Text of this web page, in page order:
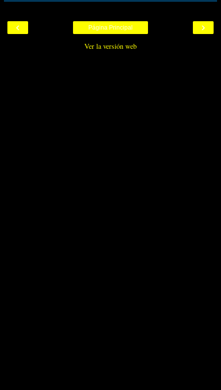
‹ ›
Página Principal
Ver la versión web